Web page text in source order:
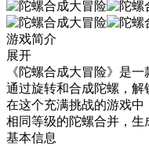
游戏简介
展开
《陀螺合成大冒险》是
通过旋转和合成陀螺，解
在这个充满挑战的游戏
相同等级的陀螺合并，生
基本信息